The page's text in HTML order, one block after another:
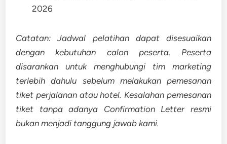
2026
Catatan: Jadwal pelatihan dapat disesuaikan
dengan kebutuhan calon peserta. Peserta
disarankan untuk menghubungi tim marketing
terlebih dahulu sebelum melakukan pemesanan
tiket perjalanan atau hotel. Kesalahan pemesanan
tiket tanpa adanya Confirmation Letter resmi
bukan menjadi tanggung jawab kami.